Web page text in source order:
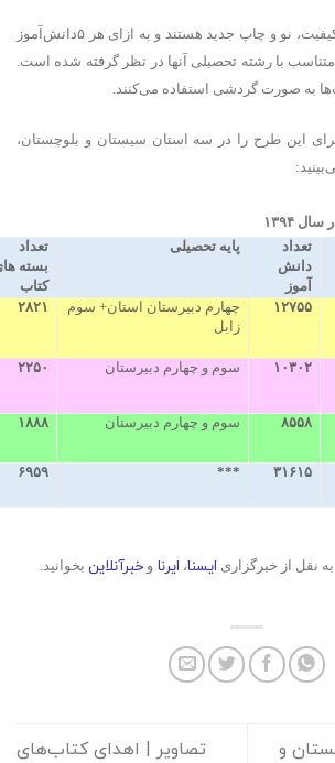
کتاب‌های توزیع شده، با کیفیت، نو و چاپ جدید هستند و به ازای هر ۵دانش‌آموز
با رشته تحصیلی آنها در نظر گرفته شده است.
به صورت گردشی استفاده می‌کنند.
این طرح را در سه استان سیستان و بلوچستان،
۱۳۹۴
تعداد
دانش
آموز
پایه تحصیلی
تعداد
بسته
کتاب
۱۲۷۵۵
چهارم دبیرستان استان+ سوم
زابل
۲۸۲۱
۱۰۳۰۲ سوم و چهارم دبیرستان ۲۲۵۰
۸۵۵۸ سوم و چهارم دبیرستان ۱۸۸۸
۳۱۶۱۵ *** ۶۹۵۹
نقل از خبرگزاری ایسنا، ایرنا و خبرآنلاین بخوانید.
و
تصاویر | اهدای کتاب‌های